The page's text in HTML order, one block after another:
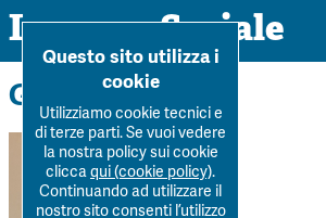
Impresa Sociale
Rivista
Ultimo numero
Home Niccolò Romano
Gli autori
Questo sito utilizza i
cookie
Utilizziamo cookie tecnici e
di terze parti. Se vuoi vedere
la nostra policy sui cookie
cliccaqui (cookie policy).
Continuando ad utilizzare il
nostro sito consenti l’utilizzo